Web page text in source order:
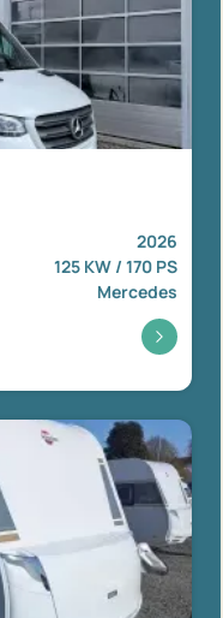
2026
125 KW / 170 PS
Mercedes